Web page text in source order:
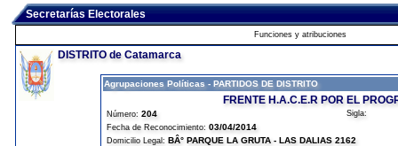
Secretarías Electorales
Funciones y atribuciones
DISTRITO de Catamarca
Agrupaciones Políticas - PARTIDOS DE DISTRITO
FRENTE H.A.C.E.R POR EL
Número: 204
Sigla:
Fecha de Reconocimiento: 03/04/2014
Domicilio Legal: BÂ° PARQUE LA GRUTA - LAS DALIAS 2162